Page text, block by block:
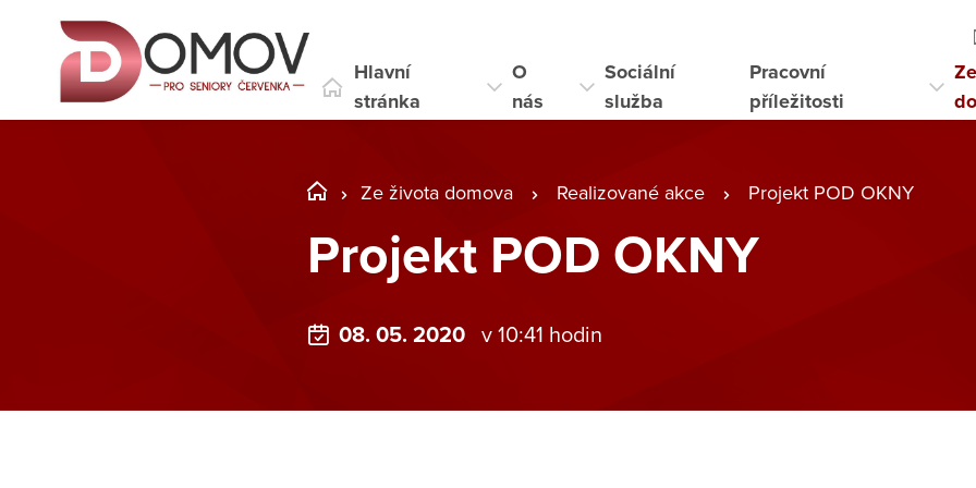
Hlavní
stránka
O
nás
Sociální
služba
Pracovní
příležitosti
Ze života domova Realizované akce Projekt POD OKNY
Projekt POD OKNY
08. 05. 2020 v 10:41 hodin